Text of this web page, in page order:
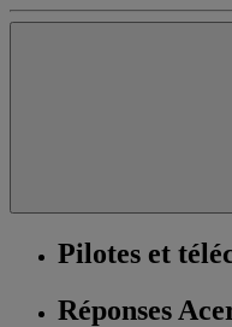
Pilotes et
Réponses